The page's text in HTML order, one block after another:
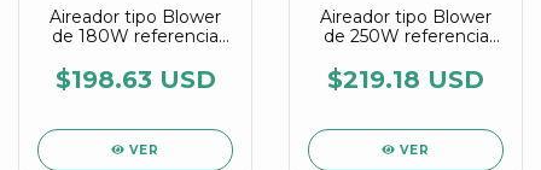
Aireador tipo Blower
de 180W referencia
$198.63 USD
VER
Aireador tipo Blower
de 250W referencia
$219.18 USD
VER